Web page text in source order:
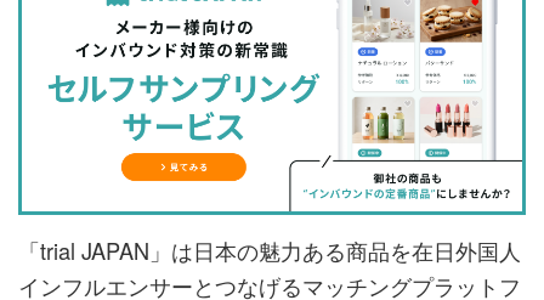
「trial JAPAN」は日本の魅力ある商品を在日外国人
インフルエンサーとつなげるマッチングプラットフ